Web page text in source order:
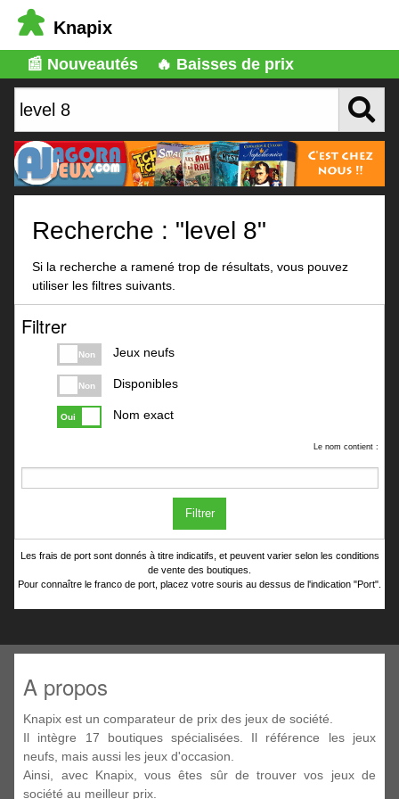
Knapix
📰 Nouveautés 🔥 Baisses de prix
Recherche : "level 8"
Si la recherche a ramené trop de résultats, vous pouvez
utiliser les filtres suivants.
Filtrer
Non Jeux neufs
Non Disponibles
Oui Nom exact
Le nom contient :
Filtrer
Les frais de port sont donnés à titre indicatifs, et peuvent varier selon les conditions
de vente des boutiques.
Pour connaître le franco de port, placez votre souris au dessus de l'indication "Port".
A propos
Knapix est un comparateur de prix des jeux de société.
Il intègre 17 boutiques spécialisées. Il référence les jeux
neufs, mais aussi les jeux d'occasion.
Ainsi, avec Knapix, vous êtes sûr de trouver vos jeux de
société au meilleur prix.